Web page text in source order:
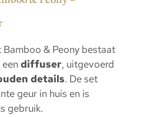
& Peony bestaat
eendiffuser, uitgevoerd
details. De set
geur in huis en is
gebruik.